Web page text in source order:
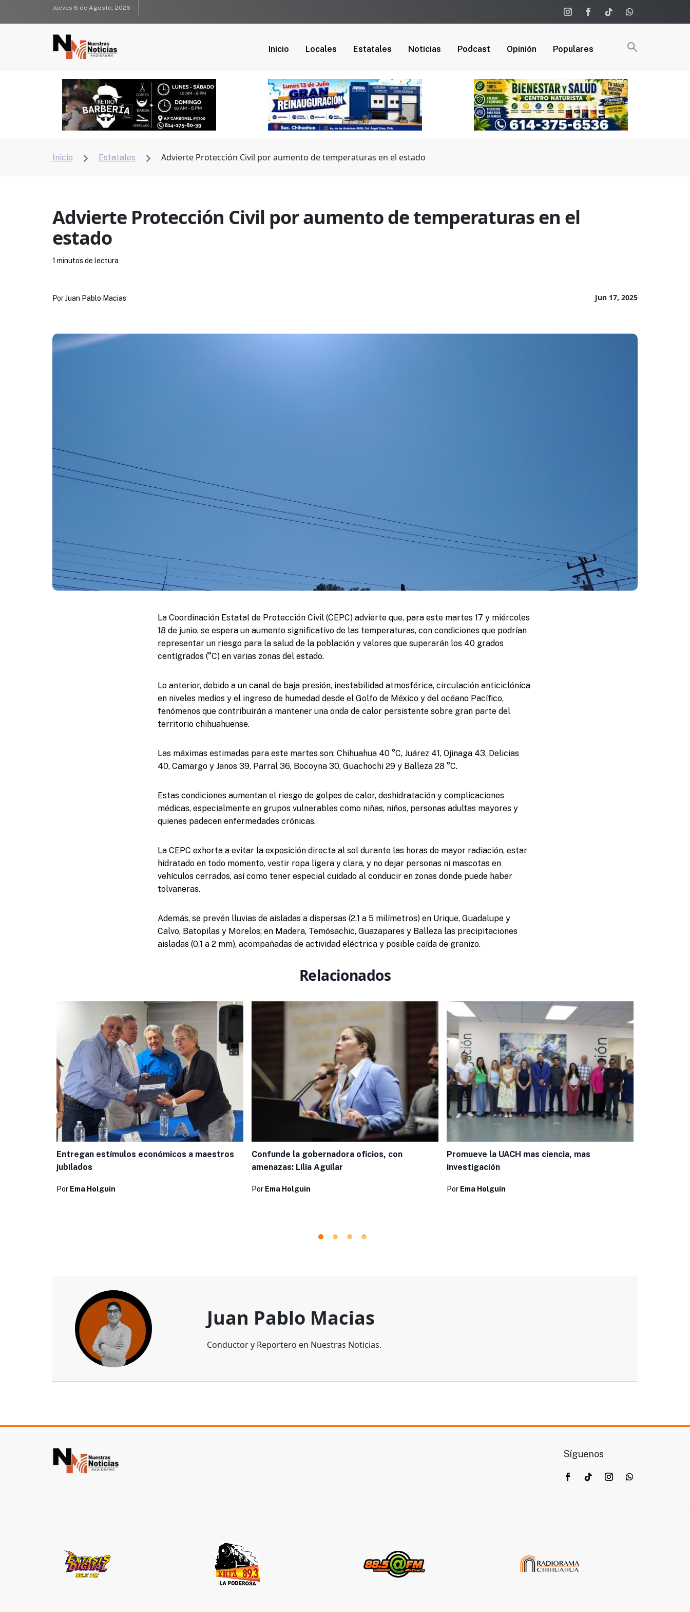
Jueves 6 de Agosto, 2026
Inicio Locales Estatales Noticias Podcast Opinión Populares
Inicio  Estatales  Advierte Protección Civil por aumento de temperaturas en el estado
Advierte Protección Civil por aumento de temperaturas en el
estado
Jun 17, 2025
PorJuan Pablo Macias
1 minutos de lectura
La Coordinación Estatal de Protección Civil (CEPC) advierte que, para este martes 17 y miércoles
18 de junio, se espera un aumento significativo de las temperaturas, con condiciones que podrían
representar un riesgo para la salud de la población y valores que superarán los 40 grados
centígrados (°C) en varias zonas del estado.
Lo anterior, debido a un canal de baja presión, inestabilidad atmosférica, circulación anticiclónica
en niveles medios y el ingreso de humedad desde el Golfo de México y del océano Pacífico,
fenómenos que contribuirán a mantener una onda de calor persistente sobre gran parte del
territorio chihuahuense.
Las máximas estimadas para este martes son: Chihuahua 40 °C, Juárez 41, Ojinaga 43, Delicias
40, Camargo y Janos 39, Parral 36, Bocoyna 30, Guachochi 29 y Balleza 28 °C.
Estas condiciones aumentan el riesgo de golpes de calor, deshidratación y complicaciones
médicas, especialmente en grupos vulnerables como niñas, niños, personas adultas mayores y
quienes padecen enfermedades crónicas.
La CEPC exhorta a evitar la exposición directa al sol durante las horas de mayor radiación, estar
hidratado en todo momento, vestir ropa ligera y clara, y no dejar personas ni mascotas en
vehículos cerrados, así como tener especial cuidado al conducir en zonas donde puede haber
tolvaneras.
Además, se prevén lluvias de aisladas a dispersas (2.1 a 5 milímetros) en Urique, Guadalupe y
Calvo, Batopilas y Morelos; en Madera, Temósachic, Guazapares y Balleza las precipitaciones
aisladas (0.1 a 2 mm), acompañadas de actividad eléctrica y posible caída de granizo.
Relacionados
Entregan estímulos económicos a maestros
jubilados
Por Ema Holguin
Confunde la gobernadora oficios, con
amenazas: Lilia Aguilar
Por Ema Holguin
Promueve la UACH mas ciencia, mas
investigación
Por Ema Holguin
Juan Pablo Macias
Conductor y Reportero en Nuestras Noticias.
Síguenos